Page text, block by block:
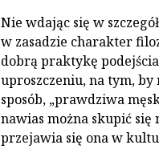
Nie wdając się w
w zasadzie charakter
dobrą praktykę
uproszczeniu, na tym,
sposób, „prawdziwa
nawias można skupić się
przejawia się ona w